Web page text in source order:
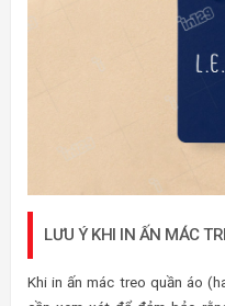
LƯU Ý KHI IN ẤN MÁC
Khi in ấn mác treo quần áo